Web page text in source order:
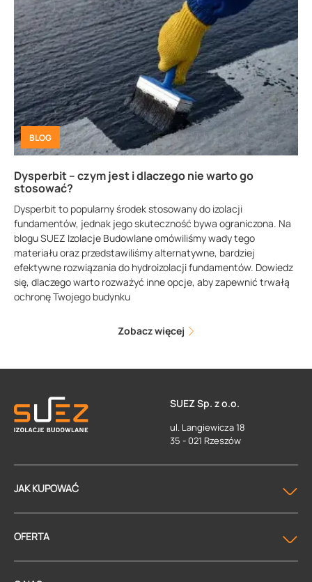
BLOG
Dysperbit – czym jest i dlaczego nie warto go
stosować?
Dysperbit to popularny środek stosowany do izolacji
fundamentów, jednak jego skuteczność bywa ograniczona. Na
blogu SUEZ Izolacje Budowlane omówiliśmy wady tego
materiału oraz przedstawiliśmy alternatywne, bardziej
efektywne rozwiązania do hydroizolacji fundamentów. Dowiedz
się, dlaczego warto rozważyć inne opcje, aby zapewnić trwałą
ochronę Twojego budynku
Zobacz więcej
SUEZ Sp. z o.o.
ul. Langiewicza 18
35 - 021 Rzeszów
JAK KUPOWAĆ
OFERTA